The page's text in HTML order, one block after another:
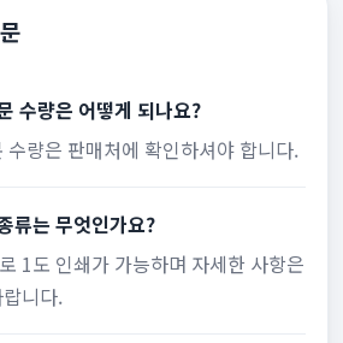
수량은 어떻게 되나요?
수량은 판매처에 확인하셔야 합니다.
류는 무엇인가요?
1도 인쇄가 가능하며 자세한 사항은
니다.